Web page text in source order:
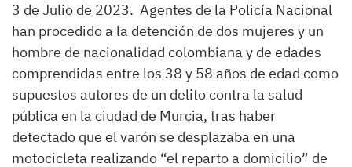
3 de Julio de 2023. Agentes de la Policía Nacional
han procedido a la detención de dos mujeres y un
hombre de nacionalidad colombiana y de edades
comprendidas entre los 38 y 58 años de edad como
supuestos autores de un delito contra la salud
pública en la ciudad de Murcia, tras haber
detectado que el varón se desplazaba en una
motocicleta realizando “el reparto a domicilio” de